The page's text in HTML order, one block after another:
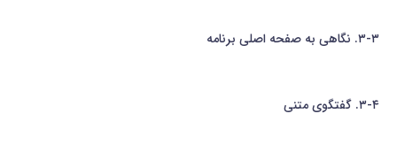
۳-۳. نگاهی به صفحه اصلی برنامه
۳-۴. گفتگوی متنی